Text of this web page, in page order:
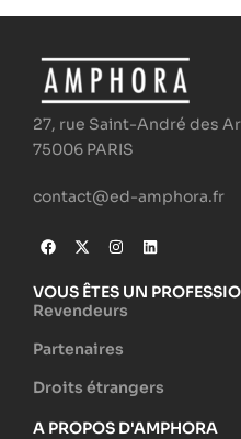
27, rue Saint-André des
75006 PARIS
contact@ed-amphora.fr
VOUS ÊTES UN
Revendeurs
Partenaires
Droits étrangers
A PROPOS D'AMPHORA